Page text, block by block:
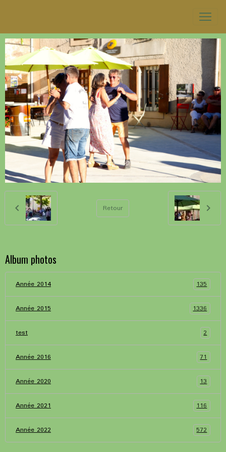
Retour
Album photos
Année 2014 135
Année 2015 1336
test 2
Année 2016 71
Année 2020 13
Année 2021 116
Année 2022 572